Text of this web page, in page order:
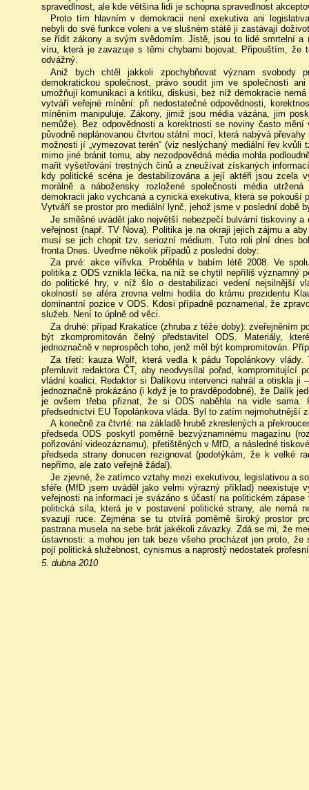
spravedlnost, ale kde většina lidí je schopna spravedlnost
Proto tím hlavním v demokracii není exekutiva ani
nebyli do své funkce voleni a ve slušném státě ji zastávají
se řídit zákony a svým svědomím. Jistě, jsou to lidé smrtelní a
víru, která je zavazuje s těmi chybami bojovat. Připouštím, že
odvážný.
Aniž bych chtěl jakkoli zpochybňovat význam svobody
demokratickou společnost, právo soudit jim ve společnosti
umožňují komunikaci a kritiku, diskusi, bez níž demokracie
vytváří veřejné mínění: při nedostatečné odpovědnosti,
míněním manipuluje. Zákony, jimiž jsou média vázána, jim
nemůže). Bez odpovědnosti a korektnosti se noviny často
původně neplánovanou čtvrtou státní mocí, která nabývá
možnosti jí „vymezovat terén“ (viz neslýchaný mediální řev kvůli
mimo jiné bránit tomu, aby nezodpovědná média mohla
mařit vyšetřování trestných činů a zneužívat získaných
kdy politické scéna je destabilizována a její aktéři jsou zcela
morálně a nábožensky rozložené společnosti média
demokracii jako vychcaná a cynická exekutiva, která se pokouší
Vytváří se prostor pro mediální lynč, jehož jsme v poslední době
Je směšné uvádět jako největší nebezpečí bulvární tiskoviny a
veřejnost (např. TV Nova). Politika je na okraji jejich zájmu a
musí se jich chopit tzv. seriozní médium. Tuto roli plní dnes
fronta Dnes. Uveďme několik případů z poslední doby:
Za prvé: akce vířivka. Proběhla v babím létě 2008. Ve
politika z ODS vznikla léčka, na niž se chytil nepříliš významný
do politické hry, v níž šlo o destabilizaci vedení nejsilnější
okolností se aféra zrovna velmi hodila do krámu prezidentu
dominantní pozice v ODS. Kdosi případně poznamenal, že
služeb. Není to úplně od věci.
Za druhé: případ Krakatice (zhruba z téže doby): zveřejněním
být zkompromitován čelný představitel ODS. Materiály,
jednoznačně v neprospěch toho, jenž měl být kompromitován.
Za třetí: kauza Wolf, která vedla k pádu Topolánkovy vlády.
přemluvit redaktora ČT, aby neodvysílal pořad, kompromitující
vládní koalici. Redaktor si Dalíkovu intervenci nahrál a otiskla
jednoznačně prokázáno (i když je to pravděpodobné), že Dalík
je ovšem třeba přiznat, že si ODS naběhla na vidle sama.
předsednictví EU Topolánkova vláda. Byl to zatím nejmohutnější
A konečně za čtvrté: na základě hrubě zkreslených a
předseda ODS poskytl poměrně bezvýznamnému magazínu
pořizování videozáznamu), přetištěných v MfD, a následné
předseda strany donucen rezignovat (podotýkám, že k velké
nepřímo, ale zato veřejně žádal).
Je zjevné, že zatímco vztahy mezi exekutivou, legislativou a
sféře (MfD jsem uváděl jako velmi výrazný příklad) neexistuje
veřejnosti na informaci je svázáno s účastí na politickém
politická síla, která je v postavení politické strany, ale nemá
svazují ruce. Zejména se tu otvírá poměrně široký prostor
pastrana musela na sebe brát jakékoli závazky. Zdá se mi, že
ústavnosti: a mohou jen tak beze všeho procházet jen proto,
pojí politická služebnost, cynismus a naprostý nedostatek
5. dubna 2010